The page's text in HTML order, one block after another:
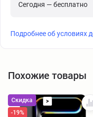
Сегодня — бесплатно
Подробнее об условиях
Похожие товары
Скидка
>
-19%